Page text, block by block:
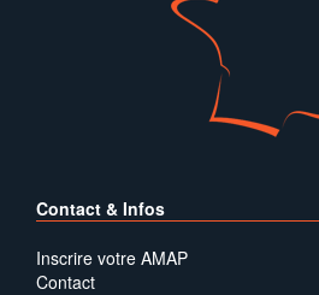
Contact & Infos
Inscrire votre AMAP
Contact